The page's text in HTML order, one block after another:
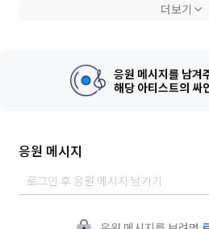
입학했던 20학번 새내기, 활주로 54기는
번 오르지 못했다.
그리고 여러 번의 합주와 편곡을 거쳐 곡
르는 전염병에 그들은 이 곡으로 겨우 단
다.
2024년, 활주로 멤버들은 다시 한번 의
더보기
응원 메시지를 남겨
해당 아티스트의 싸
응원 메시지